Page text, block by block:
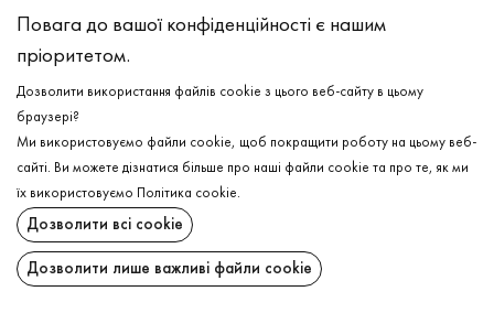
РОЗМІР
XS S M
ДОДАТИ ДО КОШИКА
ОБЕРІТЬ РОЗМІР
Футболка
ДОДАТИ ДО КОШИКА
ОПИС
Повага до вашої конфіденційності є нашим
пріоритетом.
Дозволити використання файлів cookie з цього веб-сайту в цьому
браузері?
Ми використовуємо файли cookie, щоб покращити роботу на цьому веб-
сайті. Ви можете дізнатися більше про наші файли cookie та про те, як ми
їх використовуємо
Політика cookie.
Дозволити всі cookie
Дозволити лише важливі файли cookie